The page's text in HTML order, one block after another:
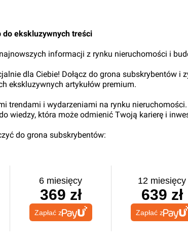
do ekskluzywnych treści
informacji z rynku nieruchomości i
dla Ciebie! Dołącz do grona subskrybentów i
ekskluzywnych artykułów premium.
trendami i wydarzeniami na rynku
wiedzy, która może odmienić Twoją karierę i
do grona subskrybentów:
6 miesięcy
369 zł
Zapłać z
12 miesięcy
639 zł
Zapłać z